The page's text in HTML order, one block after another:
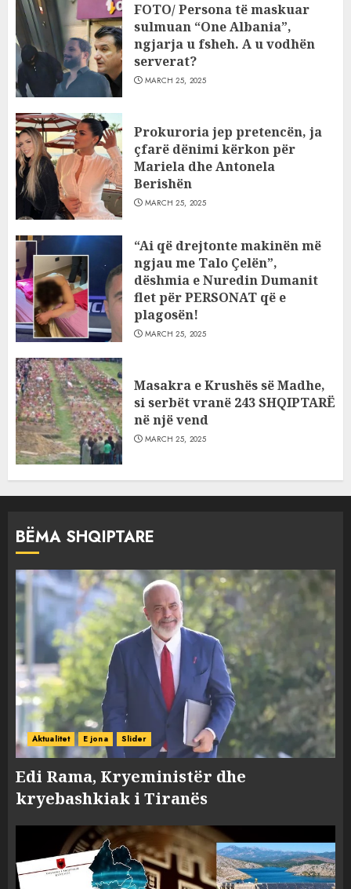
FOTO/ Persona të maskuar
sulmuan “One Albania”,
ngjarja u fsheh. A u vodhën
serverat?
MARCH 25, 2025
Prokuroria jep pretencën, ja
çfarë dënimi kërkon për
Mariela dhe Antonela
Berishën
MARCH 25, 2025
“Ai që drejtonte makinën më
ngjau me Talo Çelën”,
dëshmia e Nuredin Dumanit
flet për PERSONAT që e
plagosën!
MARCH 25, 2025
Masakra e Krushës së Madhe,
si serbët vranë 243 SHQIPTARË
në një vend
MARCH 25, 2025
BËMA SHQIPTARE
Aktualitet E jona Slider
Edi Rama, Kryeministër dhe
kryebashkiak i Tiranës